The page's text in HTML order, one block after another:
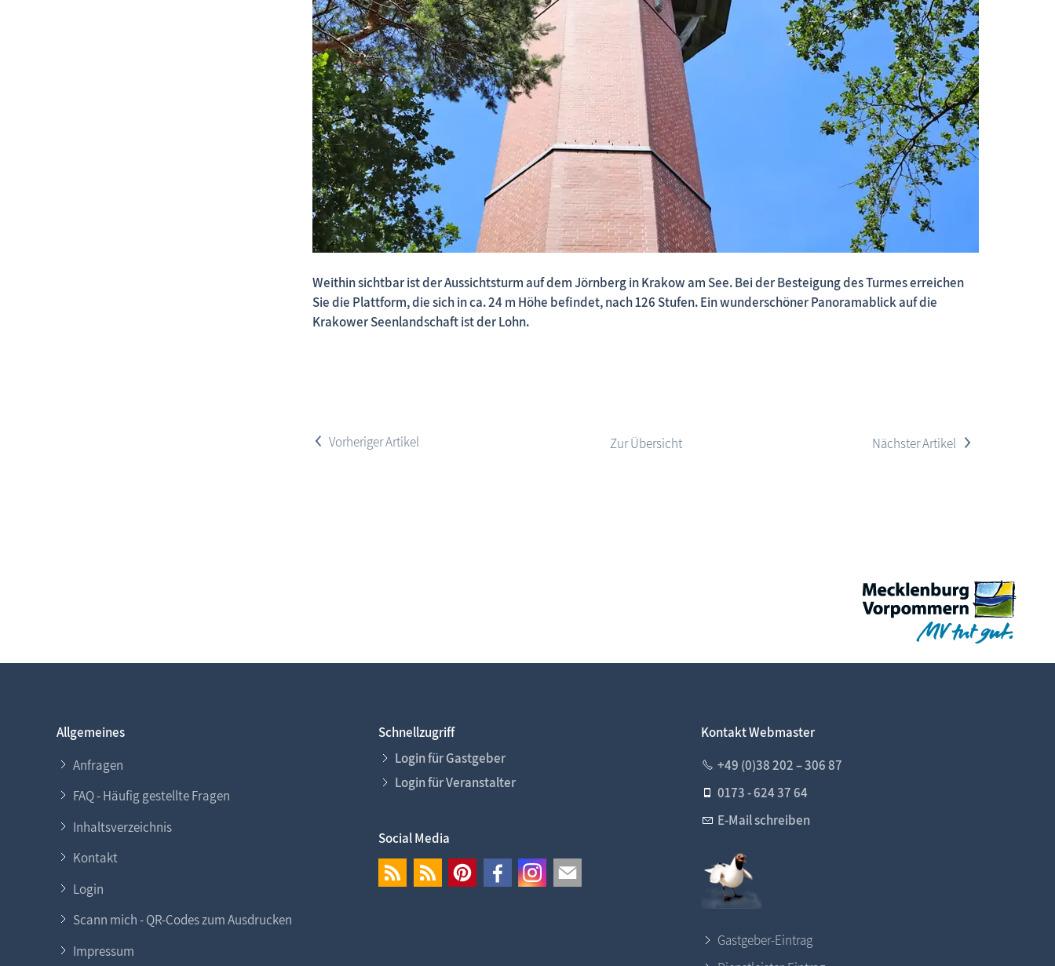
Weithin sichtbar ist der Aussichtsturm auf dem Jörnberg in Krakow am See. Bei der Besteigung des Turmes erreichen
Sie die Plattform, die sich in ca. 24 m Höhe befindet, nach 126 Stufen. Ein wunderschöner Panoramablick auf die
Krakower Seenlandschaft ist der Lohn.
< Zur Übersicht >
Allgemeines
Anfragen
FAQ - Häufig gestellte Fragen
Inhaltsverzeichnis
Kontakt
Login
Scann mich - QR-Codes zum Ausdrucken
Impressum
Schnellzugriff
Login für Gastgeber
Login für Veranstalter
Social Media
Kontakt Webmaster
+49 (0)38 202 – 306 87
0173 - 624 37 64
E-Mail schreiben
Gastgeber-Eintrag